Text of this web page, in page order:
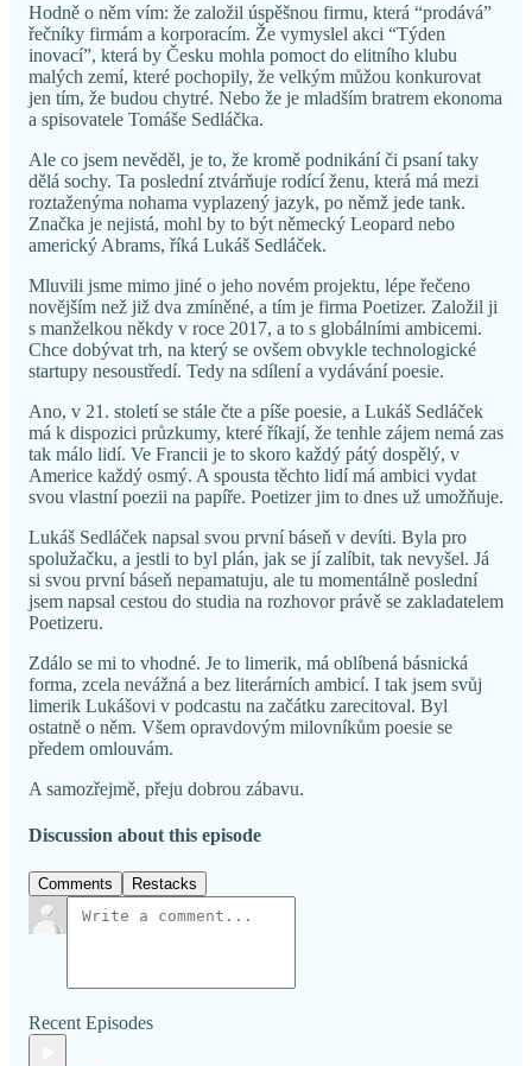
Hodně o něm vím: že založil úspěšnou firmu, která “prodává”
řečníky firmám a korporacím. Že vymyslel akci “Týden
inovací”, která by Česku mohla pomoct do elitního klubu
malých zemí, které pochopily, že velkým můžou konkurovat
jen tím, že budou chytré. Nebo že je mladším bratrem ekonoma
a spisovatele Tomáše Sedláčka.
Ale co jsem nevěděl, je to, že kromě podnikání či psaní taky
dělá sochy. Ta poslední ztvárňuje rodící ženu, která má mezi
roztaženýma nohama vyplazený jazyk, po němž jede tank.
Značka je nejistá, mohl by to být německý Leopard nebo
americký Abrams, říká Lukáš Sedláček.
Mluvili jsme mimo jiné o jeho novém projektu, lépe řečeno
novějším než již dva zmíněné, a tím je firma Poetizer. Založil ji
s manželkou někdy v roce 2017, a to s globálními ambicemi.
Chce dobývat trh, na který se ovšem obvykle technologické
startupy nesoustředí. Tedy na sdílení a vydávání poesie.
Ano, v 21. století se stále čte a píše poesie, a Lukáš Sedláček
má k dispozici průzkumy, které říkají, že tenhle zájem nemá zas
tak málo lidí. Ve Francii je to skoro každý pátý dospělý, v
Americe každý osmý. A spousta těchto lidí má ambici vydat
svou vlastní poezii na papíře. Poetizer jim to dnes už umožňuje.
Lukáš Sedláček napsal svou první báseň v devíti. Byla pro
spolužačku, a jestli to byl plán, jak se jí zalíbit, tak nevyšel. Já
si svou první báseň nepamatuju, ale tu momentálně poslední
jsem napsal cestou do studia na rozhovor právě se zakladatelem
Poetizeru.
Zdálo se mi to vhodné. Je to limerik, má oblíbená básnická
forma, zcela nevážná a bez literárních ambicí. I tak jsem svůj
limerik Lukášovi v podcastu na začátku zarecitoval. Byl
ostatně o něm. Všem opravdovým milovníkům poesie se
předem omlouvám.
A samozřejmě, přeju dobrou zábavu.
Discussion about this episode
Comments Restacks
Recent Episodes